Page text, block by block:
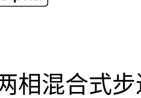
相混合式